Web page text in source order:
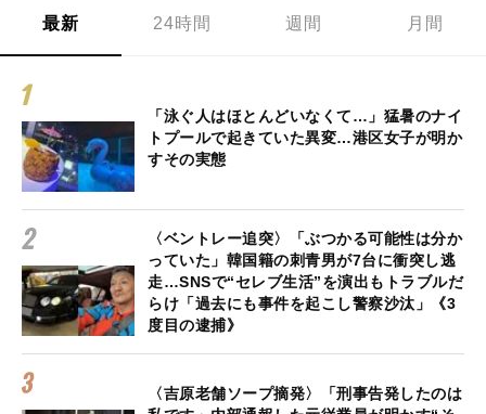
最新 24時間 週間 月間
「泳ぐ人はほとんどいなくて…」猛暑のナイ
トプールで起きていた異変…港区女子が明か
すその実態
〈ベントレー追突〉「ぶつかる可能性は分か
っていた」韓国籍の刺青男が7台に衝突し逃
走…SNSで“セレブ生活”を演出もトラブルだ
らけ「過去にも事件を起こし警察沙汰」《3
度目の逮捕》
〈吉原老舗ソープ摘発〉「刑事告発したのは